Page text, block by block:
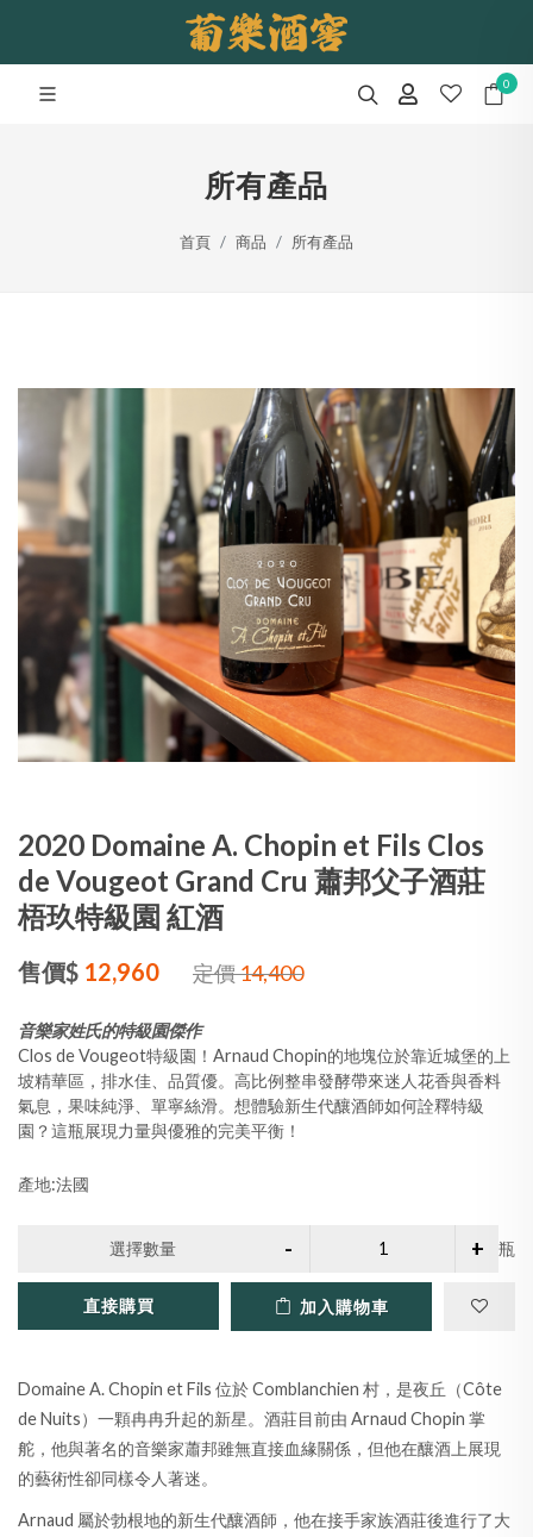
0
所有產品
首頁 商品 所有產品
2020 Domaine A. Chopin et Fils Clos
de Vougeot Grand Cru 蕭邦父子酒莊
梧玖特級園 紅酒
售價$ 12,960 定價14,400
音樂家姓氏的特級園傑作
Clos de Vougeot特級園！Arnaud Chopin的地塊位於靠近城堡的上
坡精華區，排水佳、品質優。高比例整串發酵帶來迷人花香與香料
氣息，果味純淨、單寧絲滑。想體驗新生代釀酒師如何詮釋特級
園？這瓶展現力量與優雅的完美平衡！
產地:法國
選擇數量 瓶
直接購買 加入購物車
Domaine A. Chopin et Fils 位於 Comblanchien 村，是夜丘（Côte
de Nuits）一顆冉冉升起的新星。酒莊目前由 Arnaud Chopin 掌
舵，他與著名的音樂家蕭邦雖無直接血緣關係，但他在釀酒上展現
的藝術性卻同樣令人著迷。
Arnaud 屬於勃根地的新生代釀酒師，他在接手家族酒莊後進行了大